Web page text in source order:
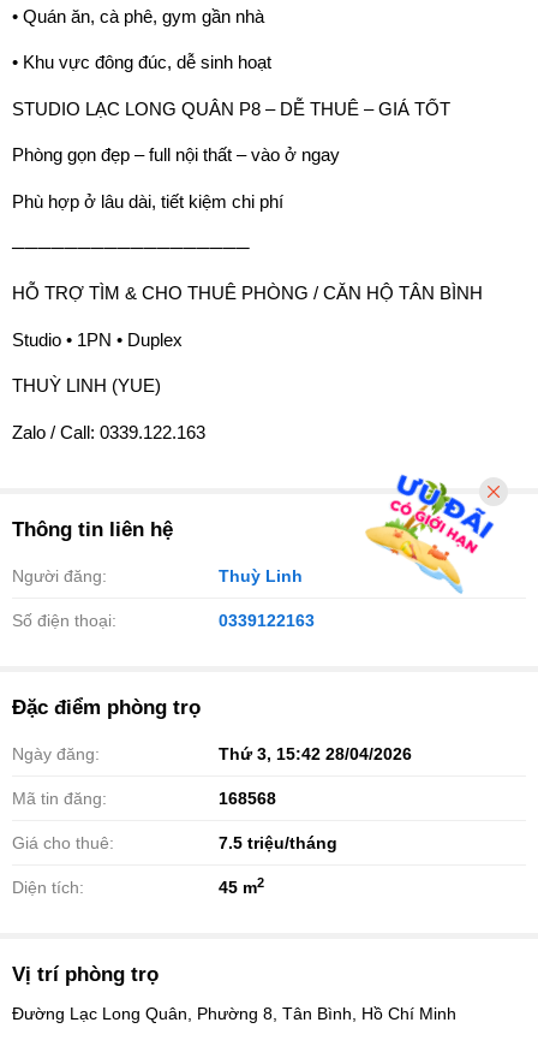
• Quán ăn, cà phê, gym gần nhà
• Khu vực đông đúc, dễ sinh hoạt
STUDIO LẠC LONG QUÂN P8 – DỄ THUÊ – GIÁ TỐT
Phòng gọn đẹp – full nội thất – vào ở ngay
Phù hợp ở lâu dài, tiết kiệm chi phí
──────────────────
HỖ TRỢ TÌM & CHO THUÊ PHÒNG / CĂN HỘ TÂN BÌNH
Studio • 1PN • Duplex
THUỲ LINH (YUE)
Zalo / Call: 0339.122.163
Thông tin liên hệ
Người đăng: Thuỳ Linh
Số điện thoại: 0339122163
Đặc điểm phòng trọ
Ngày đăng: Thứ 3, 15:42 28/04/2026
Mã tin đăng: 168568
Giá cho thuê: 7.5 triệu/tháng
Diện tích: 45 m2
Vị trí phòng trọ
Đường Lạc Long Quân, Phường 8, Tân Bình, Hồ Chí Minh